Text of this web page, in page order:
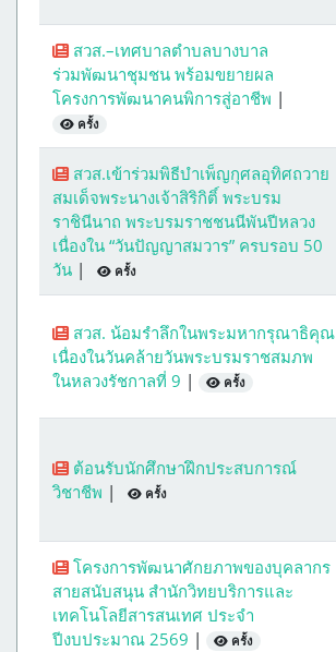
สวส.–เทศบาลตำบลบางบาล
ร่วมพัฒนาชุมชน พร้อมขยายผล
โครงการพัฒนาคนพิการสู่อาชีพ |
ครั้ง
สวส.เข้าร่วมพิธีบำเพ็ญกุศลอุทิศถวาย
สมเด็จพระนางเจ้าสิริกิติ์ พระบรม
ราชินีนาถ พระบรมราชชนนีพันปีหลวง
เนื่องใน “วันปัญญาสมวาร” ครบรอบ 50
วัน | ครั้ง
สวส. น้อมรำลึกในพระมหากรุณาธิคุณ
เนื่องในวันคล้ายวันพระบรมราชสมภพ
ในหลวงรัชกาลที่ 9 | ครั้ง
ต้อนรับนักศึกษาฝึกประสบการณ์
วิชาชีพ | ครั้ง
โครงการพัฒนาศักยภาพของบุคลากร
สายสนับสนุน สำนักวิทยบริการและ
เทคโนโลยีสารสนเทศ ประจำ
ปีงบประมาณ 2569 | ครั้ง